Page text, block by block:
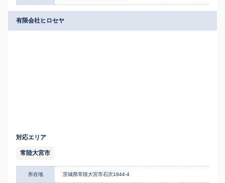
有限会社ヒロセヤ
対応エリア
常陸大宮市
所在地 茨城県常陸大宮市石沢1844-4